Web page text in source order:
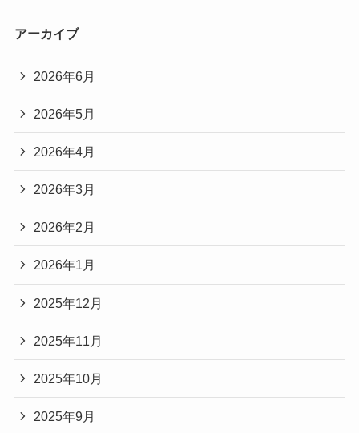
アーカイブ
2026年6月
2026年5月
2026年4月
2026年3月
2026年2月
2026年1月
2025年12月
2025年11月
2025年10月
2025年9月